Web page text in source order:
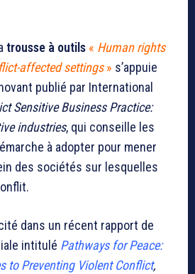
trousse à outils « Human rights
affected settings» s’appuie
publié par International
Sensitive Business Practice:
industries, qui conseille les
à adopter pour mener
des sociétés sur lesquelles
dans un récent rapport de
intitulé Pathways for Peace:
to Preventing Violent Conflict,